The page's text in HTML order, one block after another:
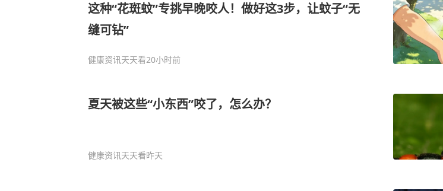
这种“花斑蚊”专挑早晚咬人！做好这3步，让蚊子“无
缝可钻”
健康资讯天天看20小时前
夏天被这些“小东西”咬了，怎么办？
健康资讯天天看昨天